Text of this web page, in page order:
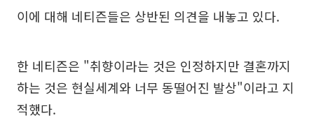
이에 대해 네티즌들은 상반된 의견을 내놓고 있다.
한 네티즌은 "취향이라는 것은 인정하지만 결혼까지
하는 것은 현실세계와 너무 동떨어진 발상"이라고 지
적했다.